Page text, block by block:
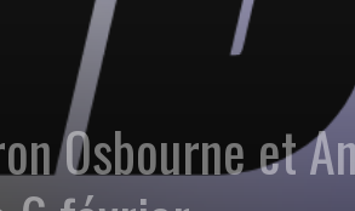
Osbourne et